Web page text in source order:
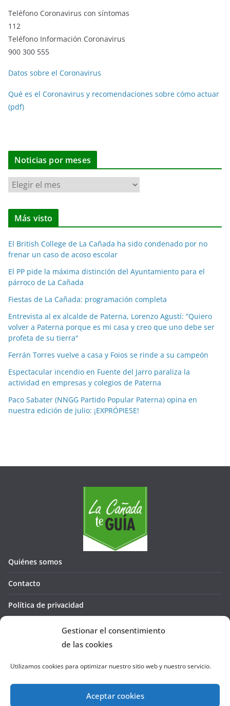
Gestionar el consentimiento
de las cookies
Utilizamos cookies para optimizar nuestro sitio web y nuestro servicio.
Aceptar cookies
Teléfono Coronavirus con síntomas
112
Teléfono Información Coronavirus
900 300 555
Datos sobre el Coronavirus
Qué es el Coronavirus y recomendaciones sobre cómo actuar
(pdf)
Noticias por meses
N
t
i
a
s
p
o
r
m
e
s
s
Más visto
El British College de La Cañada ha sido condenado por no
frenar un caso de acoso escolar
El PP pide la máxima distinción del Ayuntamiento para el
párroco de La Cañada
Fiestas de La Cañada: programación completa
Entrevista al ex alcalde de Paterna, Lorenzo Agustí: “Quiero
volver a Paterna porque es mi casa y creo que uno debe ser
profeta de su tierra"
Ferrán Torres vuelve a casa y Foios se rinde a su campeón
Espectacular incendio en Fuente del Jarro paraliza la
actividad en empresas y colegios de Paterna
Paco Sabater (NNGG Partido Popular Paterna) opina en
nuestra edición de julio: ¡EXPRÓPIESE!
Quiénes somos
Contacto
Política de privacidad
Política de cookies (UE)